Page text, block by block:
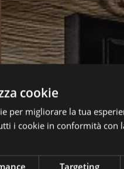
cookie
per migliorare la tua
i cookie in conformità con
Targeting